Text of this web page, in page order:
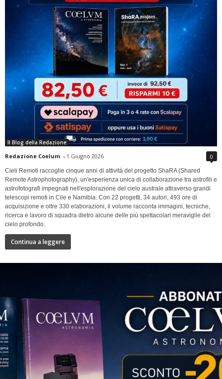
Il Blog della Redazione
Redazione Coelum - 1 Giugno 2026 0
Cieli Remoti raccoglie cinque anni di attività del progetto ShaRA (Shared
Remote Astrophotography), un'esperienza unica di collaborazione tra astrofili e
astrofotografi impegnati nell'esplorazione del cielo australe attraverso grandi
telescopi remoti in Cile e Namibia. Con 22 progetti, 34 autori, 493 ore di
acquisizione e oltre 330 elaborazioni, il volume racconta immagini, tecniche,
ricerca e lavoro di squadra dietro alcune delle più spettacolari meraviglie del
cielo profondo.
Continua a leggere